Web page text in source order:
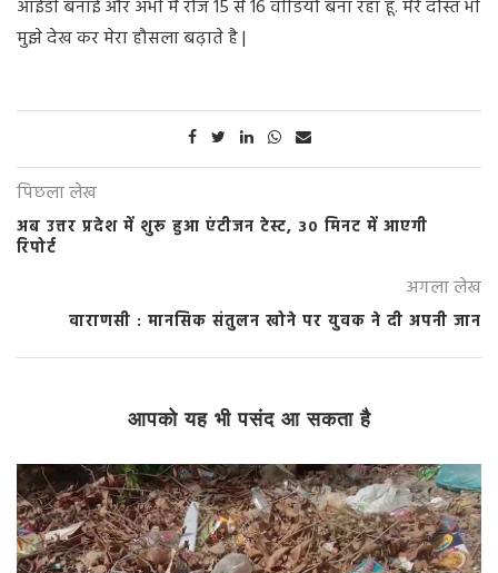
आईडी बनाई और अभी मैं रोज 15 से 16 वीडियो बना रहा हूँ. मेरे दोस्त भी
मुझे देख कर मेरा हौसला बढ़ाते है |
पिछला लेख
अब उत्तर प्रदेश में शुरू हुआ एंटीजन टेस्ट, 30 मिनट में आएगी
रिपोर्ट
अगला लेख
वाराणसी : मानसिक संतुलन खोने पर युवक ने दी अपनी जान
आपको यह भी पसंद आ सकता है